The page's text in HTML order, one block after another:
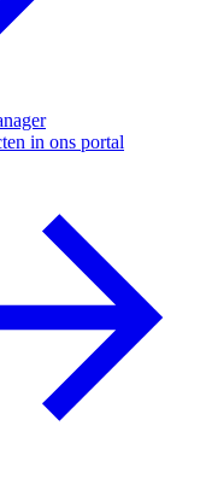
in ons portal